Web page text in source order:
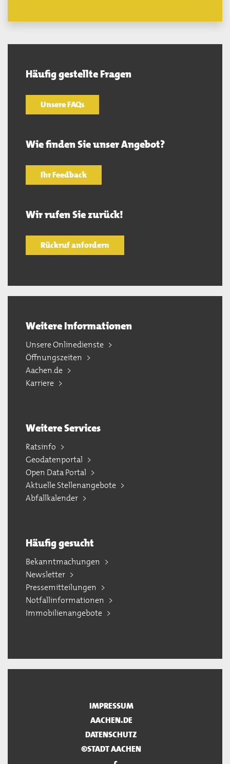
Häufig gestellte Fragen
Unsere FAQs
Wie finden Sie unser Angebot?
Ihr Feedback
Wir rufen Sie zurück!
Rückruf anfordern
Weitere Informationen
Unsere Onlinedienste
Öffnungszeiten
Aachen.de
Karriere
Weitere Services
Ratsinfo
Geodatenportal
Open Data Portal
Aktuelle Stellenangebote
Abfallkalender
Häufig gesucht
Bekanntmachungen
Newsletter
Pressemitteilungen
Notfallinformationen
Immobilienangebote
IMPRESSUM
AACHEN.DE
DATENSCHUTZ
©STADT AACHEN